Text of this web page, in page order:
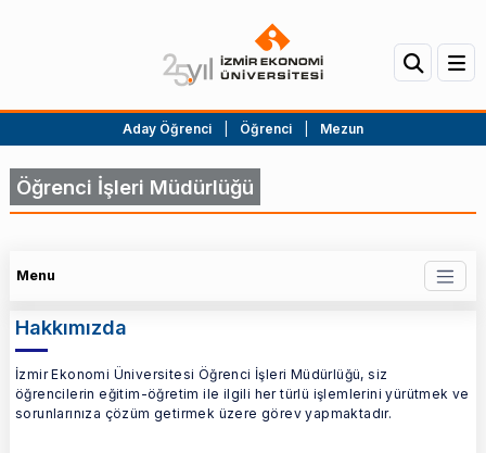
Aday Öğrenci Öğrenci Mezun
Öğrenci İşleri Müdürlüğü
Hakkımızda
İzmir Ekonomi Üniversitesi Öğrenci İşleri Müdürlüğü, siz
öğrencilerin eğitim-öğretim ile ilgili her türlü işlemlerini yürütmek ve
sorunlarınıza çözüm getirmek üzere görev yapmaktadır.
Menu